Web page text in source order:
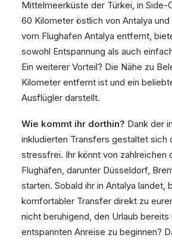
Mittelmeerküste der Türkei, in Side-
60 Kilometer östlich von Antalya
vom Flughafen Antalya entfernt,
sowohl Entspannung als auch
Ein weiterer Vorteil? Die Nähe zu
Kilometer entfernt ist und ein
Ausflügler darstellt.
Wie kommt ihr dorthin? Dank der
inkludierten Transfers gestaltet sich
stressfrei. Ihr könnt von zahlreichen
Flughäfen, darunter Düsseldorf,
starten. Sobald ihr in Antalya landet,
komfortabler Transfer direkt zu
nicht beruhigend, den Urlaub bereits
entspannten Anreise zu beginnen?